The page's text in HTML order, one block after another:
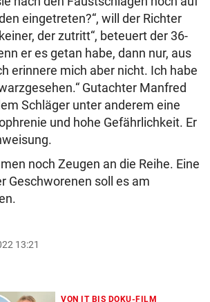
eingetreten?“, will der Richter
der zutritt“, beteuert der 36-
er es getan habe, dann nur, aus
erinnere mich aber nicht. Ich habe
Gutachter Manfred
Schläger unter anderem eine
und hohe Gefährlichkeit. Er
noch Zeugen an die Reihe. Eine
Geschworenen soll es am
13:21
VON IT BIS DOKU-FILM